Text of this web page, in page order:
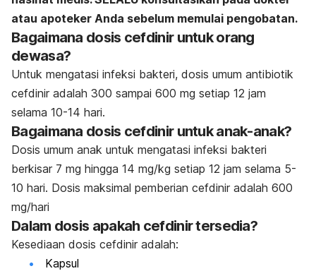
atau apoteker Anda sebelum memulai pengobatan.
Bagaimana dosis cefdinir untuk orang
dewasa?
Untuk mengatasi infeksi bakteri, dosis umum antibiotik
cefdinir adalah 300 sampai 600 mg setiap 12 jam
selama 10-14 hari.
Bagaimana dosis cefdinir untuk anak-anak?
Dosis umum anak untuk mengatasi infeksi bakteri
berkisar 7 mg hingga 14 mg/kg setiap 12 jam selama 5-
10 hari. Dosis maksimal pemberian cefdinir adalah 600
mg/hari
Dalam dosis apakah cefdinir tersedia?
Kesediaan dosis cefdinir adalah:
Kapsul